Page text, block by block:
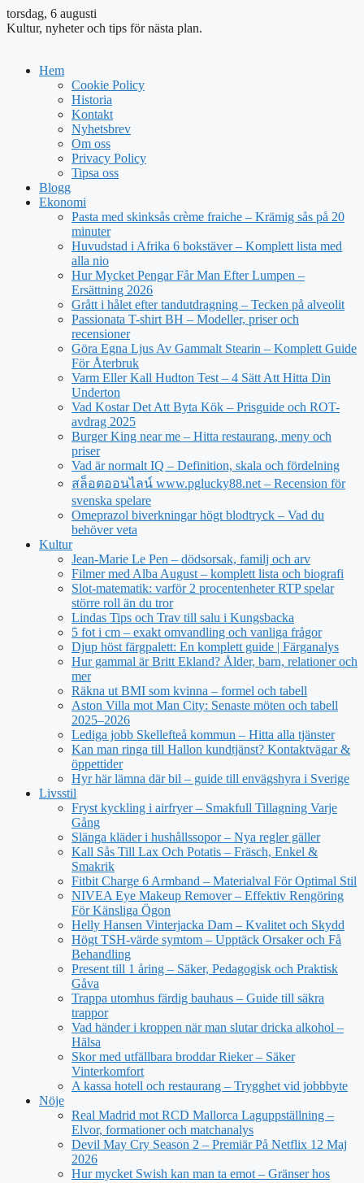
torsdag, 6 augusti
Kultur, nyheter och tips för nästa plan.
Hem
Cookie Policy
Historia
Kontakt
Nyhetsbrev
Om oss
Privacy Policy
Tipsa oss
Blogg
Ekonomi
Pasta med skinksås crème fraiche – Krämig sås på 20
minuter
Huvudstad i Afrika 6 bokstäver – Komplett lista med
alla nio
Hur Mycket Pengar Får Man Efter Lumpen –
Ersättning 2026
Grått i hålet efter tandutdragning – Tecken på alveolit
Passionata T-shirt BH – Modeller, priser och
recensioner
Göra Egna Ljus Av Gammalt Stearin – Komplett Guide
För Återbruk
Varm Eller Kall Hudton Test – 4 Sätt Att Hitta Din
Underton
Vad Kostar Det Att Byta Kök – Prisguide och ROT-
avdrag 2025
Burger King near me – Hitta restaurang, meny och
priser
Vad är normalt IQ – Definition, skala och fördelning
สล็อตออนไลน์ www.pglucky88.net – Recension för
svenska spelare
Omeprazol biverkningar högt blodtryck – Vad du
behöver veta
Kultur
Jean‑Marie Le Pen – dödsorsak, familj och arv
Filmer med Alba August – komplett lista och biografi
Slot-matematik: varför 2 procentenheter RTP spelar
större roll än du tror
Lindas Tips och Trav till salu i Kungsbacka
5 fot i cm – exakt omvandling och vanliga frågor
Djup höst färgpalett: En komplett guide | Färganalys
Hur gammal är Britt Ekland? Ålder, barn, relationer och
mer
Räkna ut BMI som kvinna – formel och tabell
Aston Villa mot Man City: Senaste möten och tabell
2025–2026
Lediga jobb Skellefteå kommun – Hitta alla tjänster
Kan man ringa till Hallon kundtjänst? Kontaktvägar &
öppettider
Hyr här lämna där bil – guide till envägshyra i Sverige
Livsstil
Fryst kyckling i airfryer – Smakfull Tillagning Varje
Gång
Slänga kläder i hushållssopor – Nya regler gäller
Kall Sås Till Lax Och Potatis – Fräsch, Enkel &
Smakrik
Fitbit Charge 6 Armband – Materialval För Optimal Stil
NIVEA Eye Makeup Remover – Effektiv Rengöring
För Känsliga Ögon
Helly Hansen Vinterjacka Dam – Kvalitet och Skydd
Högt TSH-värde symtom – Upptäck Orsaker och Få
Behandling
Present till 1 åring – Säker, Pedagogisk och Praktisk
Gåva
Trappa utomhus färdig bauhaus – Guide till säkra
trappor
Vad händer i kroppen när man slutar dricka alkohol –
Hälsa
Skor med utfällbara broddar Rieker – Säker
Vinterkomfort
A kassa hotell och restaurang – Trygghet vid jobbbyte
Nöje
Real Madrid mot RCD Mallorca Laguppställning –
Elvor, formationer och matchanalys
Devil May Cry Season 2 – Premiär På Netflix 12 Maj
2026
Hur mycket Swish kan man ta emot – Gränser hos